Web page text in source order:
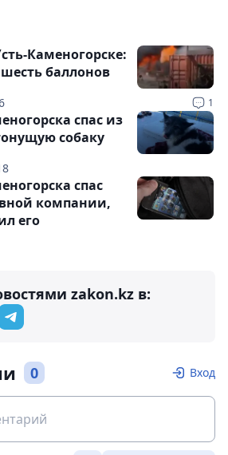
1
Каменогорске:
баллонов
спас из
собаку
спас
компании,
его
zakon.kz в:
0 Вход